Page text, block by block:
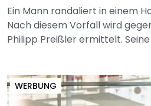
Ein Mann randaliert in einem
Nach diesem Vorfall wird
Philipp Preißler ermittelt. Seine
WERBUNG